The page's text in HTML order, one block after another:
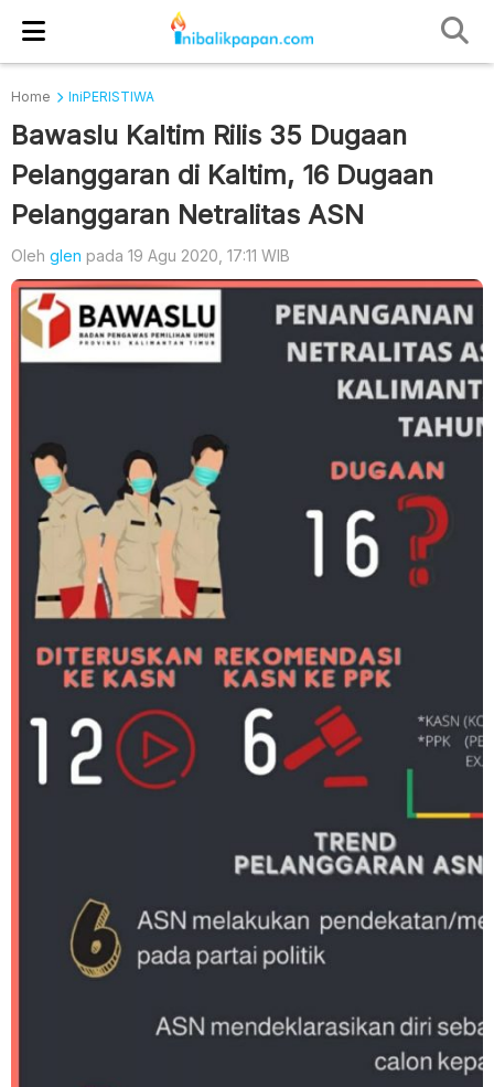
Home IniPERISTIWA
Bawaslu Kaltim Rilis 35 Dugaan
Pelanggaran di Kaltim, 16 Dugaan
Pelanggaran Netralitas ASN
Oleh glen pada 19 Agu 2020, 17:11 WIB